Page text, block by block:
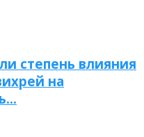
степень влияния
на